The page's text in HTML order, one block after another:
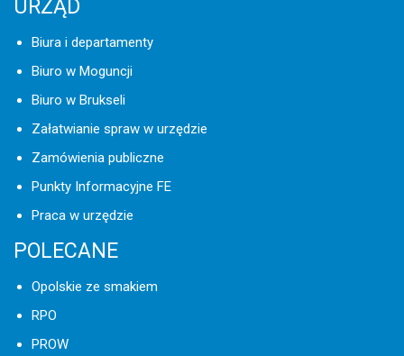
URZĄD
Biura i departamenty
Biuro w Moguncji
Biuro w Brukseli
Załatwianie spraw w urzędzie
Zamówienia publiczne
Punkty Informacyjne FE
Praca w urzędzie
POLECANE
Opolskie ze smakiem
RPO
PROW